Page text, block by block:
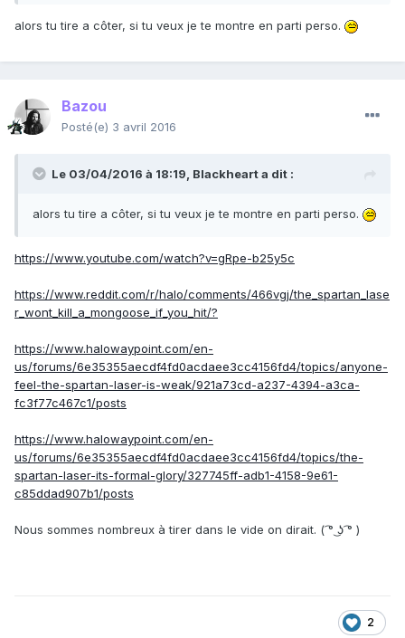
alors tu tire a côter, si tu veux je te montre en parti perso.
Bazou
Posté(e) 3 avril 2016
Le 03/04/2016 à 18:19, Blackhearta dit :
alors tu tire a côter, si tu veux je te montre en parti perso.
https://www.youtube.com/watch?v=gRpe-b25y5c
https://www.reddit.com/r/halo/comments/466vgj/the_spartan_lase
r_wont_kill_a_mongoose_if_you_hit/?
https://www.halowaypoint.com/en-
us/forums/6e35355aecdf4fd0acdaee3cc4156fd4/topics/anyone-
feel-the-spartan-laser-is-weak/921a73cd-a237-4394-a3ca-
fc3f77c467c1/posts
https://www.halowaypoint.com/en-
us/forums/6e35355aecdf4fd0acdaee3cc4156fd4/topics/the-
spartan-laser-its-formal-glory/327745ff-adb1-4158-9e61-
c85ddad907b1/posts
Nous sommes nombreux à tirer dans le vide on dirait. ( ͡° ͜ʖ ͡° )
2